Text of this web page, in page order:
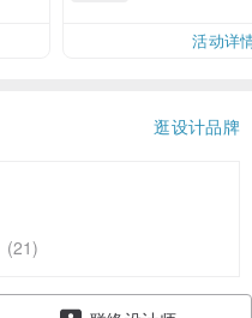
活动详
逛设计品牌
(21)